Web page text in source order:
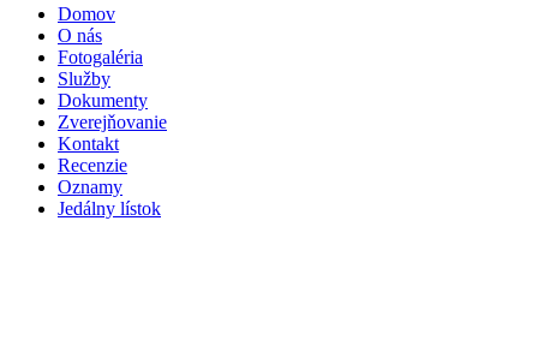
Domov
O nás
Fotogaléria
Služby
Dokumenty
Zverejňovanie
Kontakt
Recenzie
Oznamy
Jedálny lístok